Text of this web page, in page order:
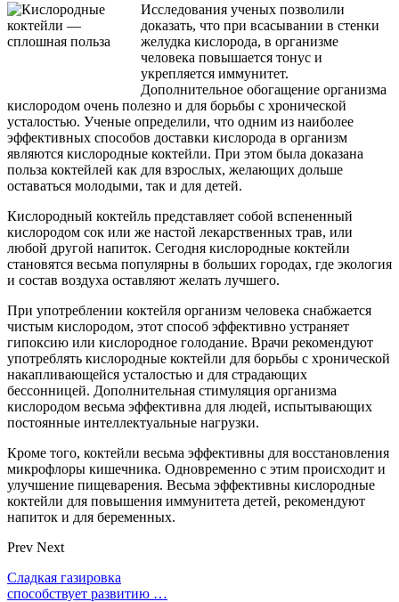
Исследования ученых позволили
доказать, что при всасывании в стенки
желудка кислорода, в организме
человека повышается тонус и
укрепляется иммунитет.
Дополнительное обогащение организма
кислородом очень полезно и для борьбы с хронической
усталостью. Ученые определили, что одним из наиболее
эффективных способов доставки кислорода в организм
являются кислородные коктейли. При этом была доказана
польза коктейлей как для взрослых, желающих дольше
оставаться молодыми, так и для детей.
Кислородный коктейль представляет собой вспененный
кислородом сок или же настой лекарственных трав, или
любой другой напиток. Сегодня кислородные коктейли
становятся весьма популярны в больших городах, где экология
и состав воздуха оставляют желать лучшего.
При употреблении коктейля организм человека снабжается
чистым кислородом, этот способ эффективно устраняет
гипоксию или кислородное голодание. Врачи рекомендуют
употреблять кислородные коктейли для борьбы с хронической
накапливающейся усталостью и для страдающих
бессонницей. Дополнительная стимуляция организма
кислородом весьма эффективна для людей, испытывающих
постоянные интеллектуальные нагрузки.
Кроме того, коктейли весьма эффективны для восстановления
микрофлоры кишечника. Одновременно с этим происходит и
улучшение пищеварения. Весьма эффективны кислородные
коктейли для повышения иммунитета детей, рекомендуют
напиток и для беременных.
Prev Next
Сладкая газировка
способствует развитию …